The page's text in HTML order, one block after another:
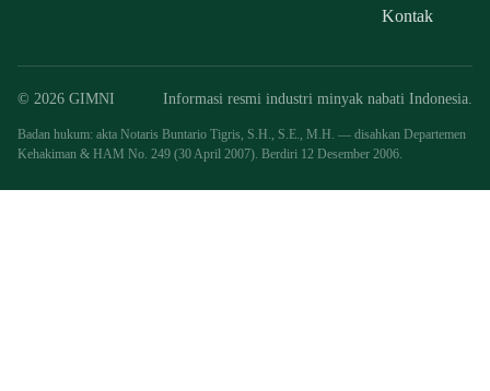
Kontak
© 2026 GIMNI Informasi resmi industri minyak nabati Indonesia.
Badan hukum: akta Notaris Buntario Tigris, S.H., S.E., M.H. — disahkan Departemen
Kehakiman & HAM No. 249 (30 April 2007). Berdiri 12 Desember 2006.